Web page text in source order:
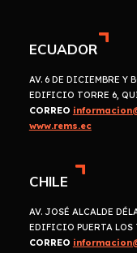
ECUADOR
AV. 6 DE DICIEMBRE Y
EDIFICIO TORRE 6,
CORREO
www.rems.ec
CHILE
AV. JOSÉ ALCALDE
EDIFICIO PUERTA LOS
CORREO